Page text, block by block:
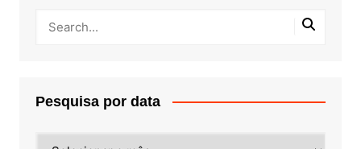
Pesquisa por data